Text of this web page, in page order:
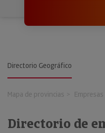
Directorio Geográfico
Mapa de provincias
Directorio de